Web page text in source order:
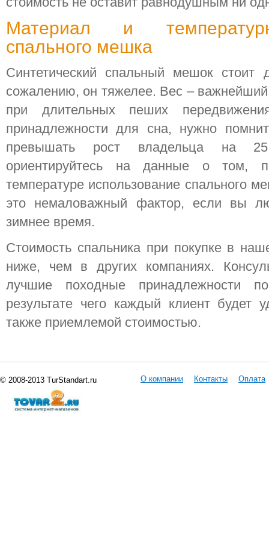
Материал и
спального мешка
Синтетический спальный мешок стоит
сожалению, он тяжелее. Вес – важнейший
при длительных пеших
принадлежности для сна, нужно
превышать рост владельца на 25
ориентируйтесь на данные о том,
температуре использование спального
это немаловажный фактор, если вы
зимнее время.
Стоимость спальника при покупке в
ниже, чем в других компаниях.
лучшие походные принадлежности
результате чего каждый клиент будет
также приемлемой стоимостью.
© 2008-2013 TurStandart.ru О компании Контакты Оплата